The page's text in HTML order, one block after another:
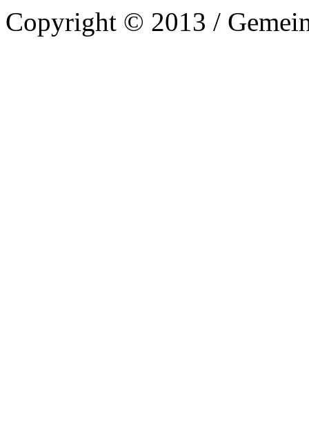
Copyright © 2013 /